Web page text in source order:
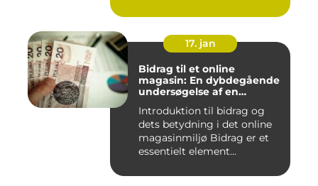
17. jan
Bidrag til et online
magasin: En dybdegående
undersøgelse af en
udgivelser
Introduktion til bidrag og
dets betydning i det online
magasinmiljø Bidrag er et
essentielt element...